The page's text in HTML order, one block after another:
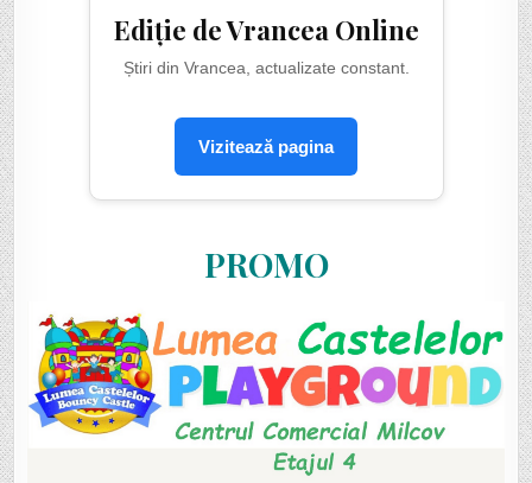
Ediție de Vrancea Online
Știri din Vrancea, actualizate constant.
Vizitează pagina
PROMO